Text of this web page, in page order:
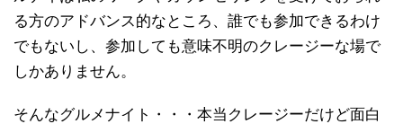
る方のアドバンス的なところ、誰でも参加できるわけ
でもないし、参加しても意味不明のクレージーな場で
しかありません。
そんなグルメナイト・・・本当クレージーだけど面白